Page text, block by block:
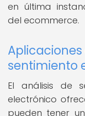
en última
del ecommerce.
sentimiento
El análisis de
electrónico
pueden tener